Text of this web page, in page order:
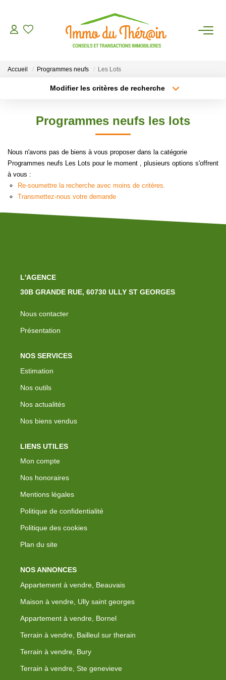
ESTIMER
Accueil Programmes neufs Les Lots
Modifier les critères de recherche
Sélectionnez...
Type de bien
Budget max Plus de critères
Programmes neufs les lots
Nous n'avons pas de biens à vous proposer dans la catégorie
Programmes neufs Les Lots pour le moment , plusieurs options s'offrent
à vous :
Re-soumettre la recherche avec moins de critères.
Transmettez-nous votre demande
L'AGENCE
30B GRANDE RUE, 60730 ULLY ST GEORGES
Nous contacter
Présentation
NOS SERVICES
Estimation
Nos outils
Nos actualités
Nos biens vendus
LIENS UTILES
Mon compte
Nos honoraires
Mentions légales
Politique de confidentialité
Politique des cookies
Plan du site
NOS ANNONCES
Appartement à vendre, Beauvais
Maison à vendre, Ully saint georges
Appartement à vendre, Bornel
Terrain à vendre, Bailleul sur therain
Terrain à vendre, Bury
Terrain à vendre, Ste genevieve